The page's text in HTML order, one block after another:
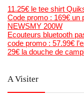
11.25€ le tee shirt
Code promo : 169€ un
NEWSMY 200W
Ecouteurs bluetooth
code promo : 57.99€
29€ la douche de
A Visiter